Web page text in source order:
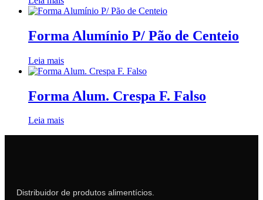
Forma Alumínio P/ Pão de Centeio
Leia mais
Forma Alum. Crespa F. Falso
Leia mais
Distribuidor de produtos alimentícios.